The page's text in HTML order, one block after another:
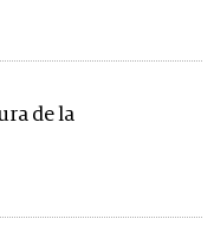
de la